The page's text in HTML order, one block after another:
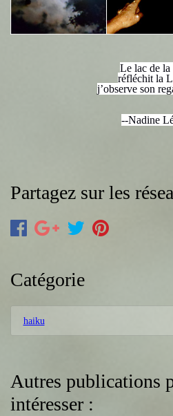
Le lac de la
réfléchit la
j’observe son
--Nadine
Partagez sur les
Catégorie
haiku
Autres publications
intéresser :